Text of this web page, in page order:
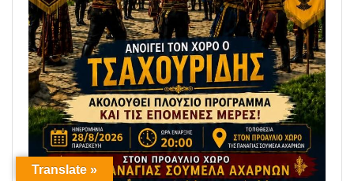
Translate »